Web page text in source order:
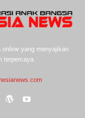
yang menyajikan
terpercaya.